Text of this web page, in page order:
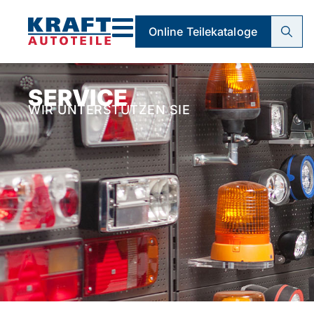
Online Teilekataloge
SERVICE
WIR UNTERSTÜTZEN SIE